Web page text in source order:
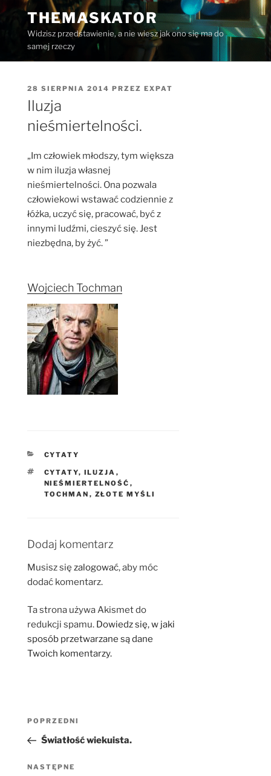
Przejdź
THEMASKATOR
Widzisz przedstawienie, a nie wiesz jak ono się ma do
samej rzeczy
OPUBLIKOWANE
W
28 SIERPNIA 2014 PRZEZ EXPAT
Iluzja
nieśmiertelności.
„Im człowiek młodszy, tym większa
w nim iluzja własnej
nieśmiertelności. Ona pozwala
człowiekowi wstawać codziennie z
łóżka, uczyć się, pracować, być z
innymi ludźmi, cieszyć się. Jest
niezbędna, by żyć. ”
Wojciech Tochman
KATEGORIE
CYTATY
TAGI
CYTATY, ILUZJA ,
NIEŚMIERTELNOŚĆ ,
TOCHMAN , ZŁOTE MYŚLI
Dodaj komentarz
Musisz się zalogować, aby móc
dodać komentarz.
Ta strona używa Akismet do
redukcji spamu. Dowiedz się, w jaki
sposób przetwarzane są dane
Twoich komentarzy.
Nawigacja
wpisu
Poprzedni
wpis
POPRZEDNI
Światłość wiekuista.
Następny
NASTĘPNE